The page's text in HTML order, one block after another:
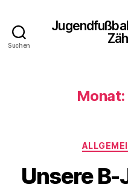
Suchen
Monat:
Unsere